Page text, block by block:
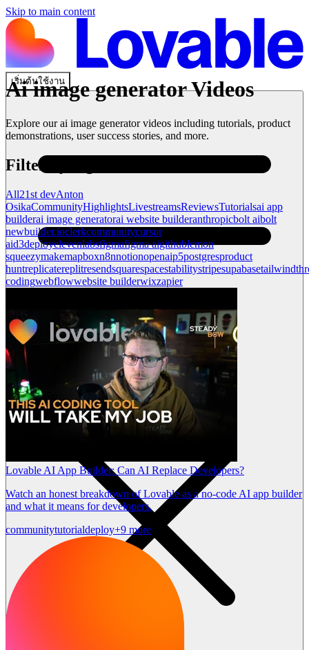
Skip to main content
เริ่มต้นใช้งาน
Ai image generatorVideos
Explore ourai image generatorvideos including tutorials, product
demonstrations, user success stories, and more.
Filter by tag
All21st devAnton
OsikaCommunityHighlightsLivestreamsReviewsTutorialsai app
builderai image generatorai website builderanthropicbolt aibolt
newbuilder.ioclerkcommunitycursor
aid3deployelevenlabsfigmafigma aigithublemon
squeezymakemapboxn8nnotionopenaip5postgresproduct
huntreplicatereplitresendsquarespacestabilitystripesupabasetailwind
codingwebflowwebsite builderwixzapier
Lovable AI App Builder: Can AI Replace Developers?
Watch an honest breakdown of Lovable as a no-code AI app builder
and what it means for developers.
communitytutorialdeploy+9 more